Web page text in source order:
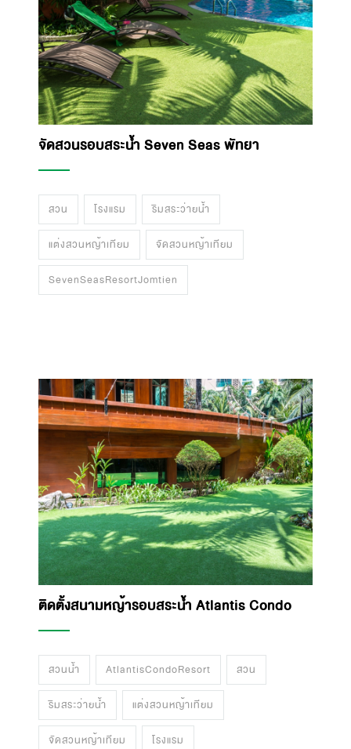
จัดสวนรอบสระน้ำ Seven Seas พัทยา
สวน โรงแรม ริมสระว่ายน้ำ
แต่งสวนหญ้าเทียม จัดสวนหญ้าเทียม
SevenSeasResortJomtien
ติดตั้งสนามหญ้ารอบสระน้ำ Atlantis Condo
สวนน้ำ AtlantisCondoResort สวน
ริมสระว่ายน้ำ แต่งสวนหญ้าเทียม
จัดสวนหญ้าเทียม โรงแรม